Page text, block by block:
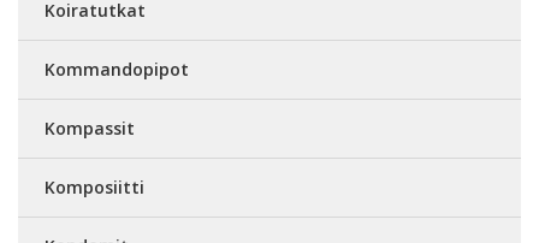
Koiratutkat
Kommandopipot
Kompassit
Komposiitti